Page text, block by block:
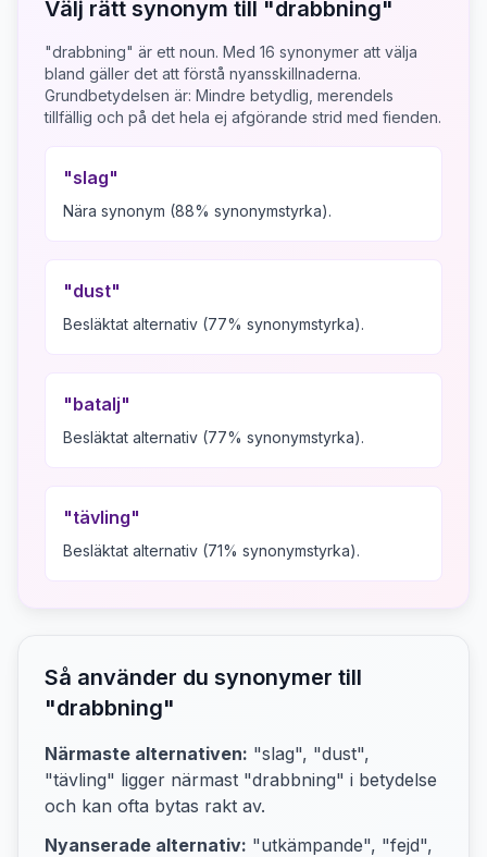
Välj rätt synonym till "drabbning"
"drabbning" är ett noun. Med 16 synonymer att välja
bland gäller det att förstå nyansskillnaderna.
Grundbetydelsen är: Mindre betydlig, merendels
tillfällig och på det hela ej afgörande strid med fienden.
"slag"
Nära synonym (88% synonymstyrka).
"dust"
Besläktat alternativ (77% synonymstyrka).
"batalj"
Besläktat alternativ (77% synonymstyrka).
"tävling"
Besläktat alternativ (71% synonymstyrka).
Så använder du synonymer till
"drabbning"
Närmaste alternativen: "slag", "dust",
"tävling" ligger närmast "drabbning" i betydelse
och kan ofta bytas rakt av.
Nyanserade alternativ: "utkämpande", "fejd",